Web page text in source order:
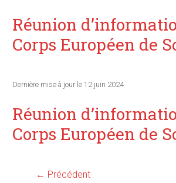
Réunion
Corps Européen de
Dernière mise à jour le 12 juin 2024
Réunion
Corps Européen de
← Précédent